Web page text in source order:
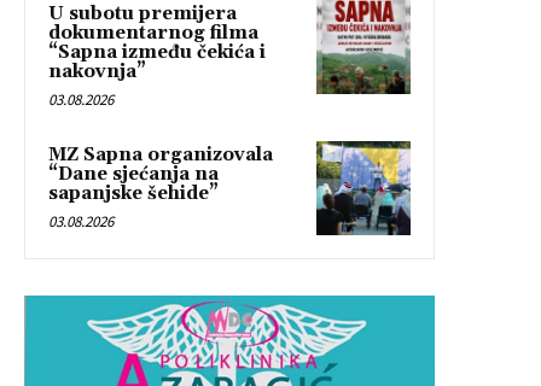
U subotu premijera
dokumentarnog filma
“Sapna između čekića i
nakovnja”
03.08.2026
MZ Sapna organizovala
“Dane sjećanja na
sapanjske šehide”
03.08.2026